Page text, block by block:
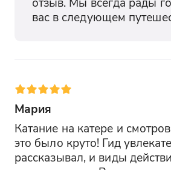
вас в следующем
Мария
Катание на катере и
это было круто! Гид
рассказывал, и виды